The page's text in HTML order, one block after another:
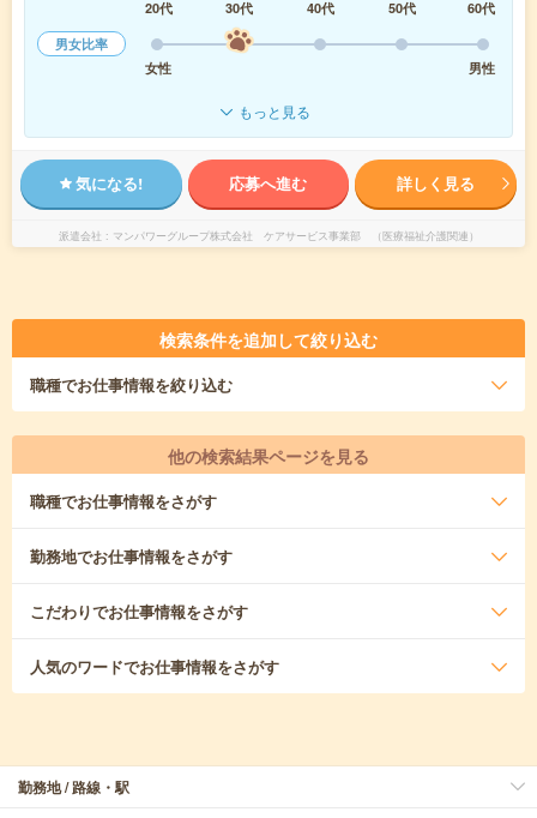
20代
30代 40代 50代
60代
男女比率
女性
男性
もっと見る
気になる! 応募へ進む 詳しく見る
派遣会社 マンパワーグループ株式会社 ケアサービス事業部 （医療福祉介護関連）
検索条件を追加して絞り込む
職種でお仕事情報を絞り込む
他の検索結果ページを見る
職種でお仕事情報をさがす
勤務地でお仕事情報をさがす
こだわりでお仕事情報をさがす
人気のワードでお仕事情報をさがす
勤務地 / 路線・駅